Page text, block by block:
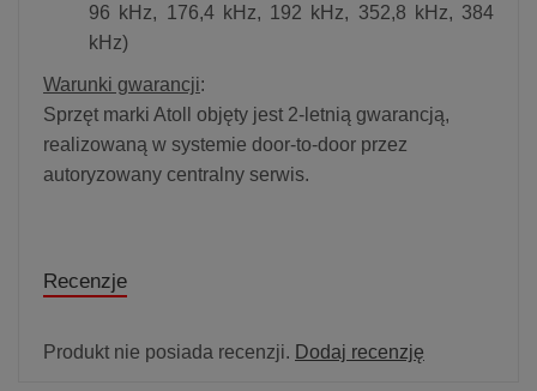
96 kHz, 176,4 kHz, 192 kHz, 352,8 kHz, 384
kHz)
Warunki gwarancji:
Sprzęt marki Atoll objęty jest 2-letnią gwarancją,
realizowaną w systemie door-to-door przez
autoryzowany centralny serwis.
Recenzje
Produkt nie posiada recenzji. Dodaj recenzję